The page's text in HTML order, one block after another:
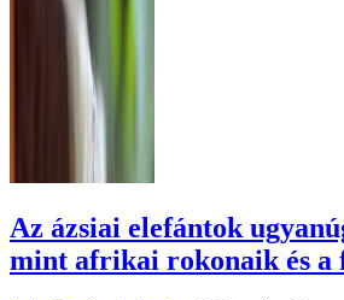
Az ázsiai elefántok
mint afrikai rokonaik és a